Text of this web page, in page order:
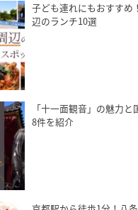
子ども連れにもおすすめ
辺のランチ10選
「十一面観音」の魅力
8件を紹介